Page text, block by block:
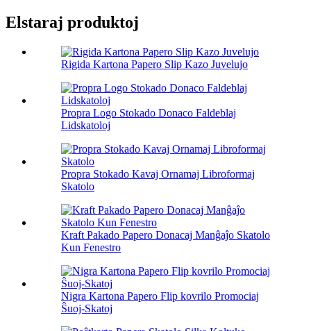
Elstaraj produktoj
Rigida Kartona Papero Slip Kazo Juvelujo
Propra Logo Stokado Donaco Faldeblaj
Lidskatoloj
Propra Stokado Kavaj Ornamaj Libroformaj
Skatolo
Kraft Pakado Papero Donacaj Manĝaĵo Skatolo
Kun Fenestro
Nigra Kartona Papero Flip kovrilo Promociaj
Ŝuoj-Skatoj